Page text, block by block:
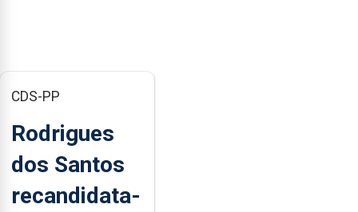
CDS-PP
Rodrigues
dos Santos
recandidata-